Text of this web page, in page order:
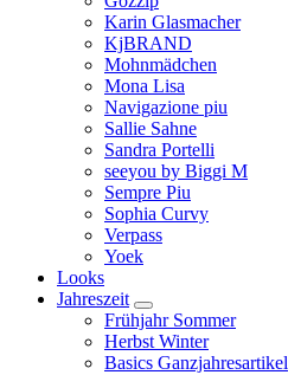
Karin Glasmacher
KjBRAND
Mohnmädchen
Mona Lisa
Navigazione piu
Sallie Sahne
Sandra Portelli
seeyou by Biggi M
Sempre Piu
Sophia Curvy
Verpass
Yoek
Looks
Jahreszeit
Frühjahr Sommer
Herbst Winter
Basics Ganzjahresartikel